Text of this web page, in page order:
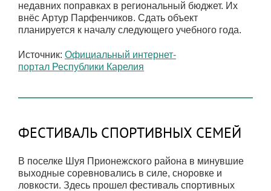
недавних поправках в региональный бюджет. Их
внёс Артур Парфенчиков. Сдать объект
планируется к началу следующего учебного года.
Источник: Официальный интернет-
портал Республики Карелия
ФЕСТИВАЛЬ СПОРТИВНЫХ СЕМЕЙ
В поселке Шуя Прионежского района в минувшие
выходные соревновались в силе, сноровке и
ловкости. Здесь прошел фестиваль спортивных